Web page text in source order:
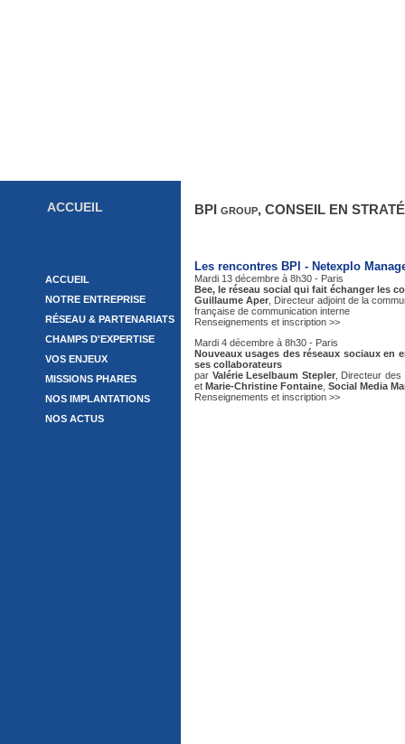
ACCUEIL
ACCUEIL
NOTRE ENTREPRISE
RÉSEAU & PARTENARIATS
CHAMPS D'EXPERTISE
VOS ENJEUX
MISSIONS PHARES
NOS IMPLANTATIONS
NOS ACTUS
BPI group, CONSEIL EN
Les rencontres BPI - Netexplo
Mardi 13 décembre à 8h30 - Paris
Bee, le réseau social qui fait échanger les
Guillaume Aper , Directeur adjoint de la
française de communication interne
Renseignements et inscription >>
Mardi 4 décembre à 8h30 - Paris
Nouveaux usages des réseaux sociaux en
ses collaborateurs
par Valérie Leselbaum Stepler, Directeur des
et Marie-Christine Fontaine Social Media
Renseignements et inscription >>